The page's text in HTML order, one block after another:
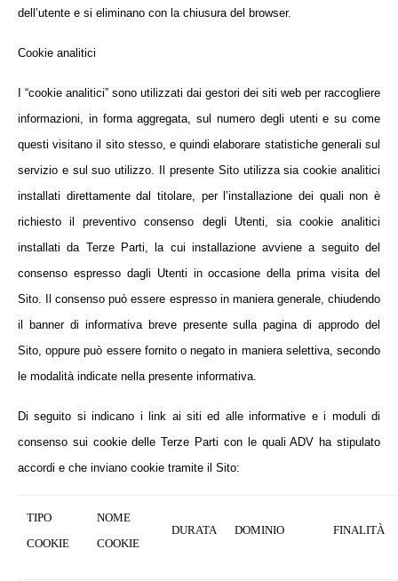
dell’utente e si eliminano con la chiusura del browser.
Cookie analitici
I “cookie analitici” sono utilizzati dai gestori dei siti web per raccogliere
informazioni, in forma aggregata, sul numero degli utenti e su come
questi visitano il sito stesso, e quindi elaborare statistiche generali sul
servizio e sul suo utilizzo. Il presente Sito utilizza sia cookie analitici
installati direttamente dal titolare, per l’installazione dei quali non è
richiesto il preventivo consenso degli Utenti, sia cookie analitici
installati da Terze Parti, la cui installazione avviene a seguito del
consenso espresso dagli Utenti in occasione della prima visita del
Sito. Il consenso può essere espresso in maniera generale, chiudendo
il banner di informativa breve presente sulla pagina di approdo del
Sito, oppure può essere fornito o negato in maniera selettiva, secondo
le modalità indicate nella presente informativa.
Di seguito si indicano i link ai siti ed alle informative e i moduli di
consenso sui cookie delle Terze Parti con le quali ADV ha stipulato
accordi e che inviano cookie tramite il Sito:
TIPO
COOKIE
NOME
COOKIE
DURATA DOMINIO FINALITÀ